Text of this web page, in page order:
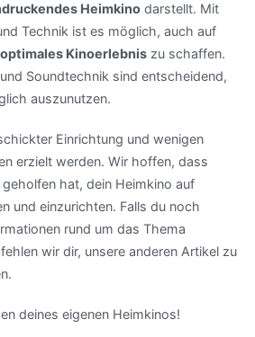
Heimkino darstellt. Mit
Technik ist es möglich, auch auf
optimales Kinoerlebnis zu schaffen.
Soundtechnik sind entscheidend,
auszunutzen.
Einrichtung und wenigen
erzielt werden. Wir hoffen, dass
hat, dein Heimkino auf
und einzurichten. Falls du noch
rund um das Thema
wir dir, unsere anderen Artikel zu
deines eigenen Heimkinos!